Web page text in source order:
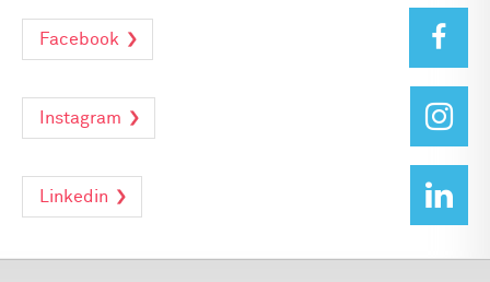
Facebook
Instagram
Linkedin